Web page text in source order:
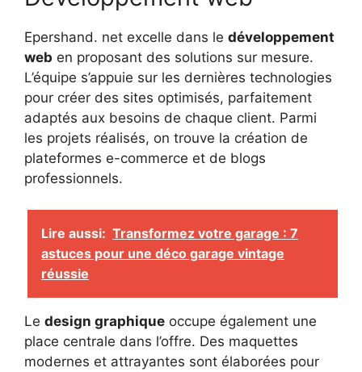
Epershand. net excelle dans le développement
web en proposant des solutions sur mesure.
L’équipe s’appuie sur les dernières technologies
pour créer des sites optimisés, parfaitement
adaptés aux besoins de chaque client. Parmi
les projets réalisés, on trouve la création de
plateformes e-commerce et de blogs
professionnels.
Lire aussi: Transformez votre garage : 7
astuces pour une déco garage vintage
réussie
Le design graphique occupe également une
place centrale dans l’offre. Des maquettes
modernes et attrayantes sont élaborées pour